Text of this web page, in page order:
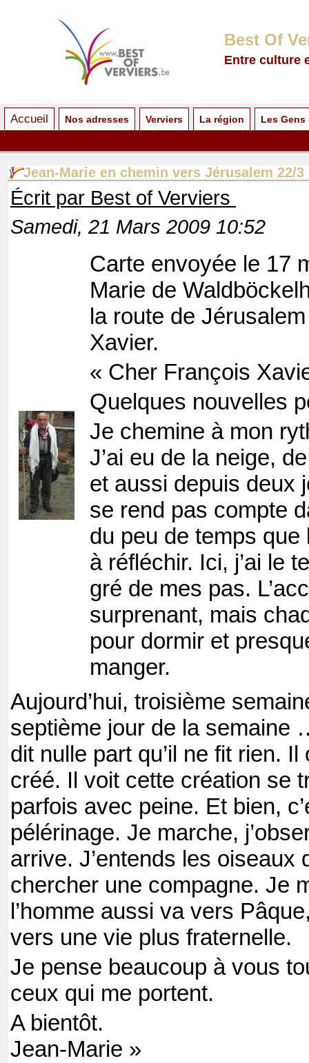
Best Of
Entre culture
Accueil Nos adresses Verviers La région Les Gens
Jean-Marie en chemin vers Jérusalem 22/3
Écrit par Best of Verviers
Samedi, 21 Mars 2009 10:52
Carte envoyée le 17
Marie de
la route de
Xavier.
« Cher François
Quelques nouvelles
Je chemine à mon
J’ai eu de la neige,
et aussi depuis deux
se rend pas compte
du peu de temps que
à réfléchir. Ici, j’ai le
gré de mes pas.
surprenant, mais
pour dormir et
manger.
Aujourd’hui, troisième
septième jour de la semaine
dit nulle part qu’il ne fit rien.
créé. Il voit cette création se
parfois avec peine. Et bien,
pélérinage. Je marche,
arrive. J’entends les oiseaux
chercher une compagne. Je
l’homme aussi va vers
vers une vie plus fraternelle.
Je pense beaucoup à vous
ceux qui me portent.
A bientôt.
Jean-Marie »